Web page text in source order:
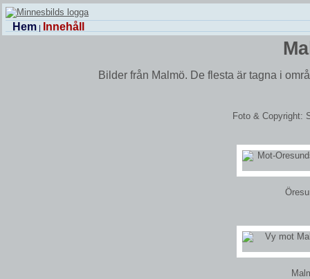
Hem | Innehåll
Bilder från Malmö. De flesta är tagna i
Foto & Copyright: